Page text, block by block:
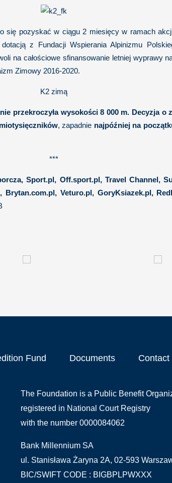
się pozyskać w ciągu 2 miesięcy w ramach
z Fundacji Wspierania Alpinizmu
na całościowe sfinansowanie letniej wyprawy
Zimowy 2016-2020.
K2 zimą
przekroczyła wysokości 8 000 m. Decyzja o
, zapadnie najpóźniej na
***
Sport.pl, Off.sport.pl, Travel Channel,
Brytan.com.pl, Veturo.pl, GoryKsiazek.pl,
Fund Documents Contact
The Foundation is a Public Benefit
registered in National Court Registry
with the number 0000084062
Bank Millennium SA
ul. Stanisława Żaryna 2A, 02-593
BIC/SWIFT CODE : BIGBPLPWXXX